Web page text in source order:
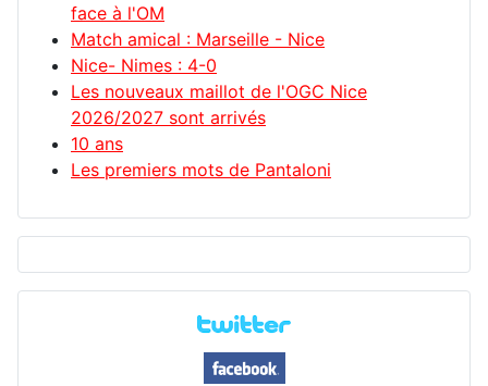
face à l'OM
Match amical : Marseille - Nice
Nice- Nimes : 4-0
Les nouveaux maillot de l'OGC Nice
2026/2027 sont arrivés
10 ans
Les premiers mots de Pantaloni